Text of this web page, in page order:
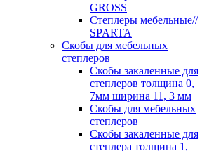
GROSS
Степлеры мебельные//
SPARTA
Скобы для мебельных
степлеров
Скобы закаленные для
степлеров толщина 0,
7мм ширина 11, 3 мм
Скобы для мебельных
степлеров
Скобы закаленные для
степлера толщина 1,